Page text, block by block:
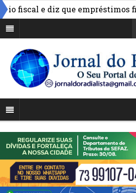
e diz que empréstimos
declaração do ITR de